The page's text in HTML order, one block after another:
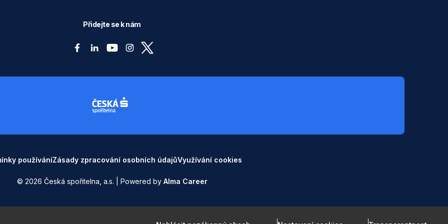
Přidejte se k nám
používáníZásady zpracování osobních údajůVyužívání cookies
© 2026 Česká spořitelna, a.s. | Powered by Alma Career